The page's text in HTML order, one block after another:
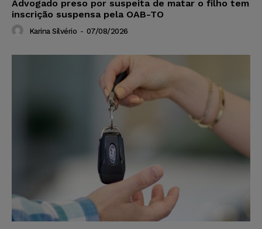
Advogado preso por suspeita de matar o filho tem
inscrição suspensa pela OAB-TO
Karina Silvério - 07/08/2026